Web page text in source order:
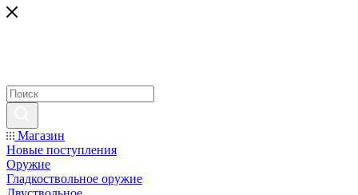
Магазин
Новые поступления
Оружие
Гладкоствольное оружие